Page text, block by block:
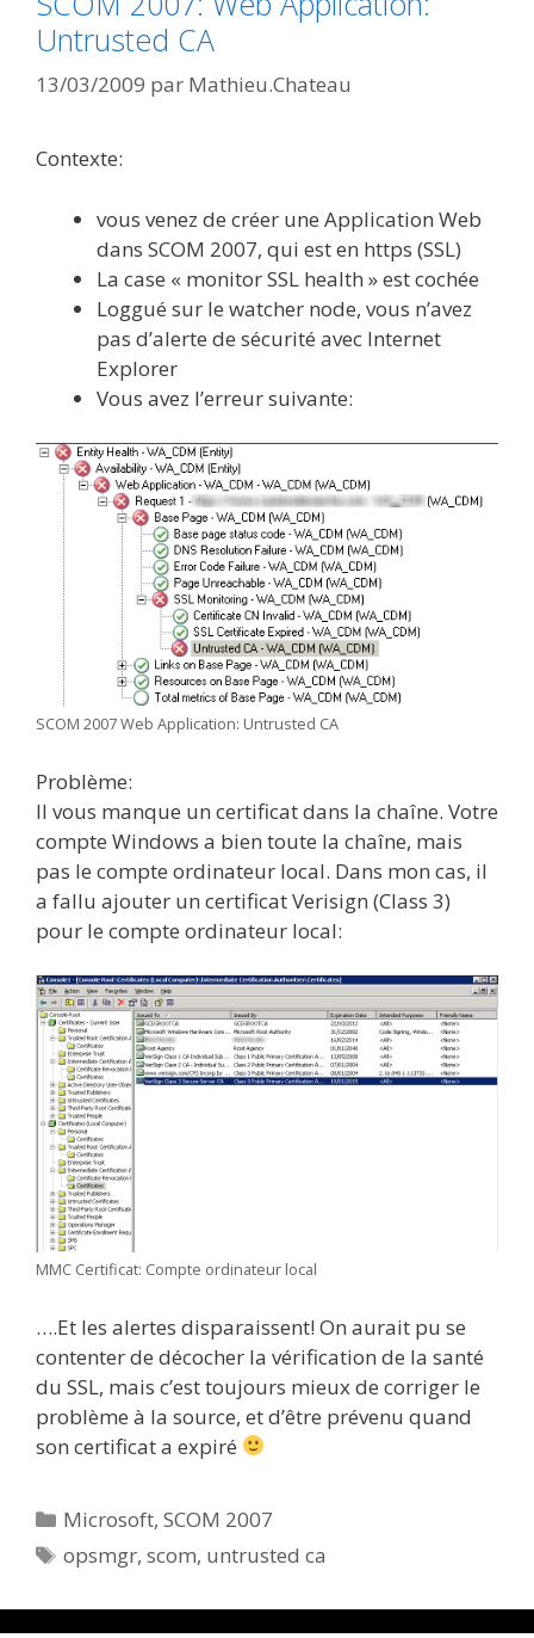
Untrusted CA
13/03/2009 par Mathieu.Chateau
Contexte:
vous venez de créer une Application Web
dans SCOM 2007, qui est en https (SSL)
La case « monitor SSL health » est cochée
Loggué sur le watcher node, vous n’avez
pas d’alerte de sécurité avec Internet
Explorer
Vous avez l’erreur suivante:
SCOM 2007 Web Application: Untrusted CA
Problème:
Il vous manque un certificat dans la chaîne. Votre
compte Windows a bien toute la chaîne, mais
pas le compte ordinateur local. Dans mon cas, il
a fallu ajouter un certificat Verisign (Class 3)
pour le compte ordinateur local:
MMC Certificat: Compte ordinateur local
….Et les alertes disparaissent! On aurait pu se
contenter de décocher la vérification de la santé
du SSL, mais c’est toujours mieux de corriger le
problème à la source, et d’être prévenu quand
son certificat a expiré
Catégories
Microsoft,SCOM 2007
Étiquettes
opsmgr,scom, untrusted ca